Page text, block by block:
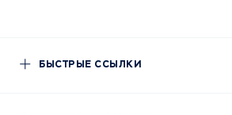
БЫСТРЫЕ ССЫЛКИ